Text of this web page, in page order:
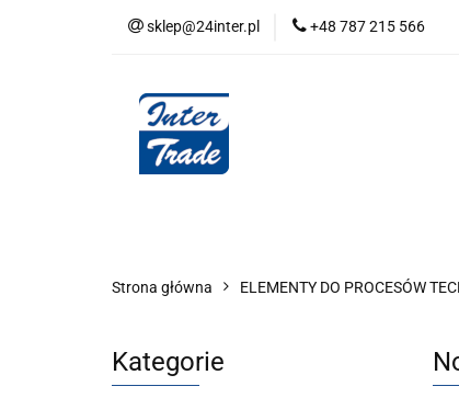
sklep@24inter.pl +48 787 215 566
AUDYT SPRĘŻONEGO POWIETRZA
AUDYT
Strona główna ELEMENTY DO PROCESÓW
Kategorie